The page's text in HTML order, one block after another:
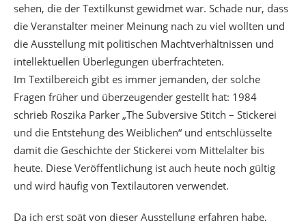
sehen, die der Textilkunst gewidmet war. Schade nur, dass
die Veranstalter meiner Meinung nach zu viel wollten und
die Ausstellung mit politischen Machtverhältnissen und
intellektuellen Überlegungen überfrachteten.
Im Textilbereich gibt es immer jemanden, der solche
Fragen früher und überzeugender gestellt hat: 1984
schrieb Roszika Parker „The Subversive Stitch – Stickerei
und die Entstehung des Weiblichen“ und entschlüsselte
damit die Geschichte der Stickerei vom Mittelalter bis
heute. Diese Veröffentlichung ist auch heute noch gültig
und wird häufig von Textilautoren verwendet.
Da ich erst spät von dieser Ausstellung erfahren habe,